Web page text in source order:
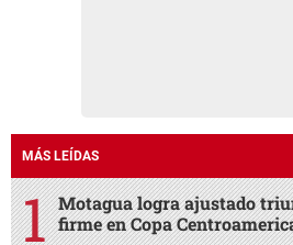
MÁS LEÍDAS
Motagua logra ajustado
firme en Copa